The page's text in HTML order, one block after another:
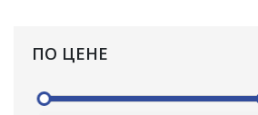
ПО ЦЕНЕ